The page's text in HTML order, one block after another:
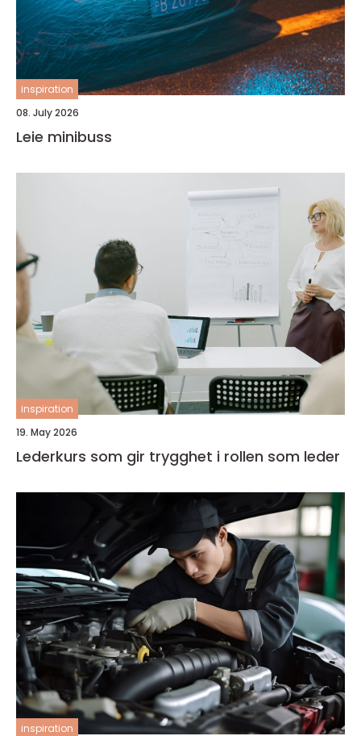
inspiration
08. July 2026
Leie minibuss
inspiration
19. May 2026
Lederkurs som gir trygghet i rollen som leder
inspiration